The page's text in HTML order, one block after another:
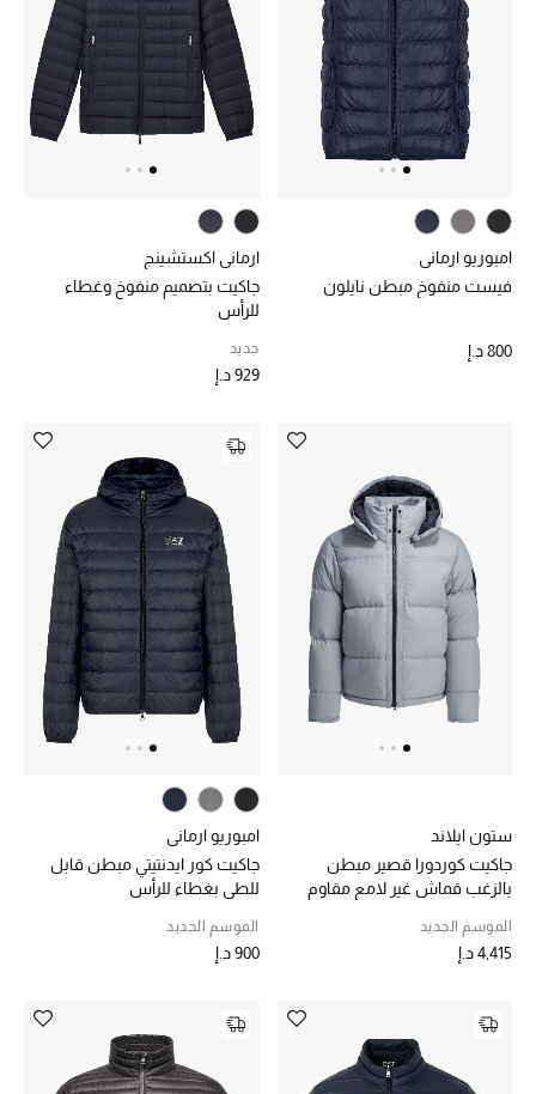
الجمال
الأطفال
جديد لدينا
عرض جميع المنتجات
خصومات
ما وصلنا حديثاً
الموسم الجديد
جميع إصدارتنا النسائية
تشكيلة المناسبات للنساء
الملابس الرياضية النسائية
امبوريو ارماني
فيست منفوخ مبطن نايلون
800 د.إ
ارماني اكستشينج
جاكيت بتصميم منفوخ وغطاء
للرأس
جديد
929 د.إ
ستون ايلاند
جاكيت كوردورا قصير مبطن
بالزغب قماش غير لامع مقاوم
الموسم الجديد
4,415 د.إ
امبوريو ارماني
جاكيت كور ايدنتيتي مبطن قابل
للطي بغطاء للرأس
الموسم الجديد
900 د.إ